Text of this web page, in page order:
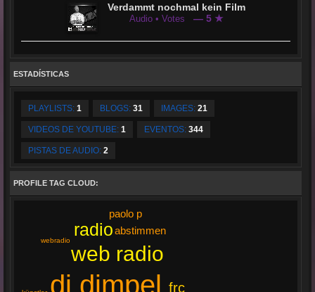
Verdammt nochmal kein Film
Audio • Votes — 5 ★
ESTADÍSTICAS
PLAYLISTS: 1 BLOGS: 31 IMAGES: 21
VIDEOS DE YOUTUBE: 1 EVENTOS: 344
PISTAS DE AUDIO: 2
PROFILE TAG CLOUD:
dj dimpel
web radio
radio
frc
abstimmen
paolo p
webradio